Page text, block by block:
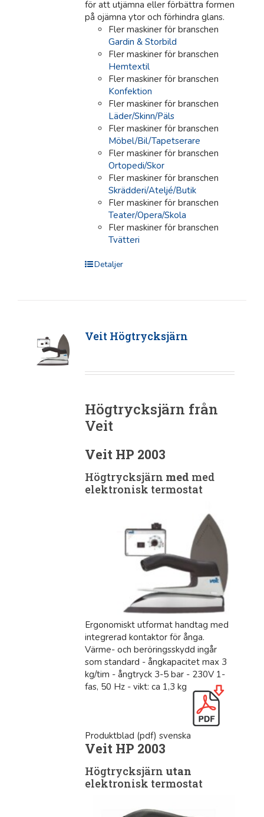
för att utjämna eller förbättra formen
på ojämna ytor och förhindra glans.
Fler maskiner för branschen
Gardin & Storbild
Fler maskiner för branschen
Hemtextil
Fler maskiner för branschen
Konfektion
Fler maskiner för branschen
Läder/Skinn/Päls
Fler maskiner för branschen
Möbel/Bil/Tapetserare
Fler maskiner för branschen
Ortopedi/Skor
Fler maskiner för branschen
Skrädderi/Ateljé/Butik
Fler maskiner för branschen
Teater/Opera/Skola
Fler maskiner för branschen
Tvätteri
Detaljer
Veit Högtrycksjärn
Högtrycksjärn från
Veit
Veit HP 2003
Högtrycksjärn med med
elektronisk termostat
Ergonomiskt utformat handtag med
integrerad kontaktor för ånga.
Värme- och beröringsskydd ingår
som standard - ångkapacitet max 3
kg/tim - ångtryck 3-5 bar - 230V 1-
fas, 50 Hz - vikt: ca 1,3 kg
Produktblad (pdf) svenska
Veit HP 2003
Högtrycksjärn utan
elektronisk termostat